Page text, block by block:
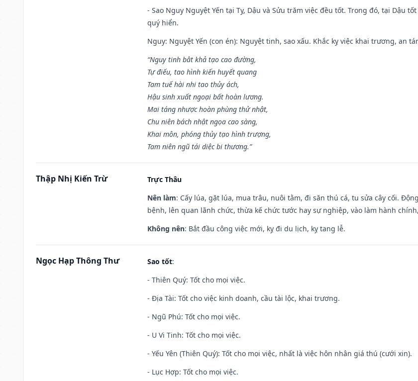
- Sao Nguy Nguyệt Yến tại Tỵ, Dậu và Sửu trăm việc đều tốt. Trong đó, tại Dậu
quý hiển.
Nguy: Nguyệt Yến (con én): Nguyệt tinh, sao xấu. Khắc kỵ việc khai trương, an
“Nguy tinh bât khả tạo cao đường,
Tự điếu, tao hình kiến huyết quang
Tam tuế hài nhi tao thủy ách,
Hậu sinh xuất ngoại bất hoàn lương.
Mai táng nhược hoàn phùng thử nhật,
Chu niên bách nhật ngọa cao sàng,
Khai môn, phóng thủy tạo hình trượng,
Tam niên ngũ tái diệc bi thương.”
Thập Nhị Kiến Trừ
Trực Thâu
Nên làm: Cấy lúa, gặt lúa, mua trâu, nuôi tằm, đi săn thú cá, tu sửa cây cối.
bệnh, lên quan lãnh chức, thừa kế chức tước hay sự nghiệp, vào làm hành
Không nên: Bắt đầu công việc mới, kỵ đi du lịch, kỵ tang lễ.
Ngọc Hạp Thông Thư Sao tốt:
- Thiên Quý: Tốt cho mọi việc.
- Địa Tài: Tốt cho việc kinh doanh, cầu tài lộc, khai trương.
- Ngũ Phú: Tốt cho mọi việc.
- U Vi Tinh: Tốt cho mọi việc.
- Yếu Yên (Thiên Quý): Tốt cho mọi việc, nhất là việc hôn nhân giá thú (cưới xin).
- Lục Hợp: Tốt cho mọi việc.